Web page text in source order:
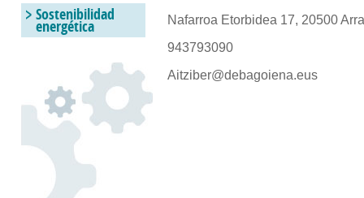
Nafarroa Etorbidea 17, 20500
943793090
Aitziber@debagoiena.eus
Sostenibilidad
energética